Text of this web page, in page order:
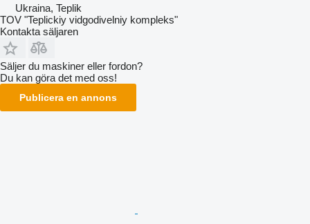
Ukraina, Teplik
TOV "Teplickiy vidgodivelniy kompleks"
Kontakta säljaren
Säljer du maskiner eller fordon?
Du kan göra det med oss!
Publicera en annons